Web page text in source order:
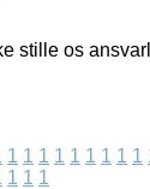
stille os
1 1 1 1 1 1 1 1 1
1 1 1